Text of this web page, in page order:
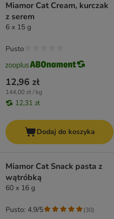
Miamor Cat Cream, kurczak
z serem
6 x 15 g
12,96 zł
144,00 zł / kg
12,31 zł
Pusto
Dodaj do koszyka
Miamor Cat Snack pasta z
wątróbką
60 x 16 g
Pusto: 4.9/5 (30)